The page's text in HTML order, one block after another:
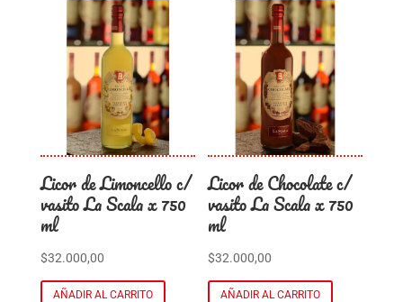
Licor de Limoncello c/
vasito La Scala x 750
ml
$32.000,00
AÑADIR AL CARRITO
Licor de Chocolate c/
vasito La Scala x 750
ml
$32.000,00
AÑADIR AL CARRITO